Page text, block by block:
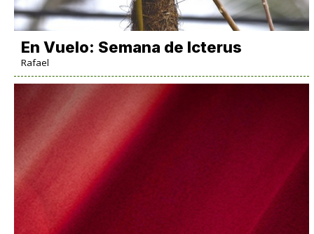
En Vuelo: Semana de Icterus
Rafael